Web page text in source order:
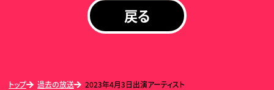
トップ 過去の放送 2023年4月3日出演アーティスト
戻る